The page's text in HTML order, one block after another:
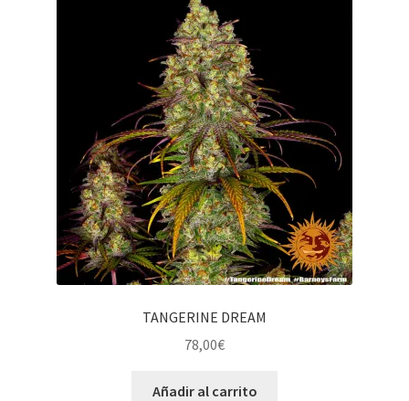
TANGERINE DREAM
78,00€
Añadir al carrito